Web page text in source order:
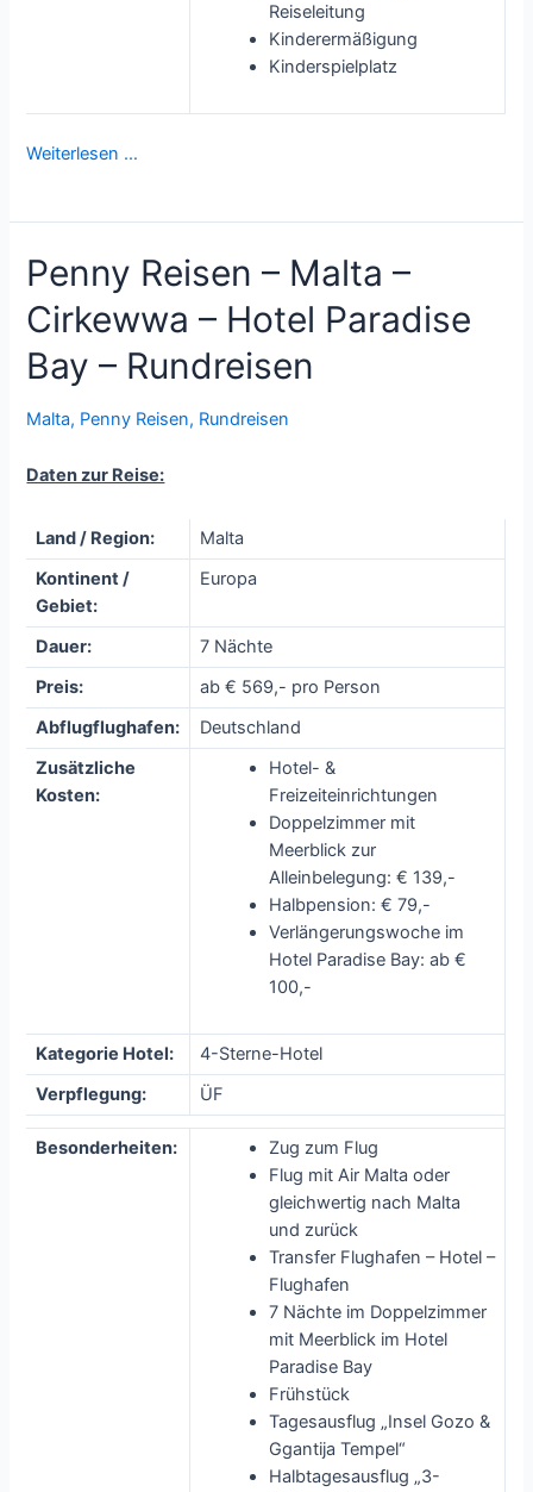
Reiseleitung
Kinderermäßigung
Kinderspielplatz
Weiterlesen …
Penny Reisen – Malta –
Cirkewwa – Hotel Paradise
Bay – Rundreisen
Malta, Penny Reisen, Rundreisen
Daten zur Reise:
Land / Region:
Malta
Kontinent /
Gebiet:
Europa
Dauer:
7 Nächte
Preis:
ab € 569,- pro Person
Abflugflughafen:
Deutschland
Zusätzliche
Kosten:
Hotel- &
Freizeiteinrichtungen
Doppelzimmer mit
Meerblick zur
Alleinbelegung: € 139,-
Halbpension: € 79,-
Verlängerungswoche im
Hotel Paradise Bay: ab €
100,-
Kategorie Hotel:
4-Sterne-Hotel
Verpflegung:
ÜF
Besonderheiten:
Zug zum Flug
Flug mit Air Malta oder
gleichwertig nach Malta
und zurück
Transfer Flughafen – Hotel –
Flughafen
7 Nächte im Doppelzimmer
mit Meerblick im Hotel
Paradise Bay
Frühstück
Tagesausflug „Insel Gozo &
Ggantija Tempel“
Halbtagesausflug „3-